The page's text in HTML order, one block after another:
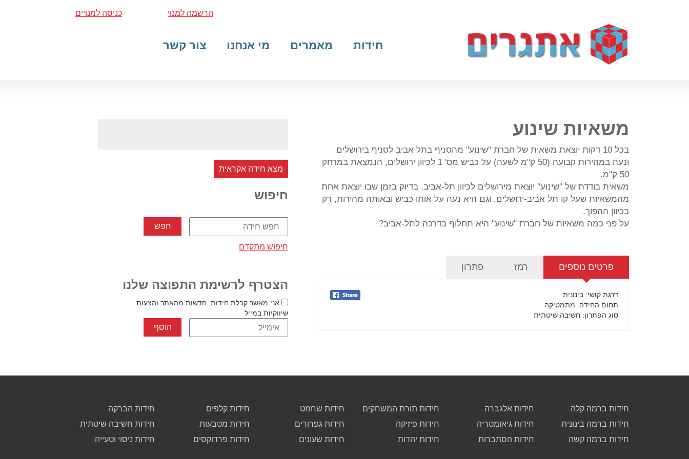
הרשמה למנוי כניסה למנויים
חידות מאמרים מי אנחנו צור קשר
משאיות שינוע
בכל 10 דקות יוצאת משאית של חברת "שינוע" מהסניף בתל אביב לסניף בירושלים
ונעה במהירות קבועה (50 ק"מ לשעה) על כביש מס' 1 לכיוון ירושלים, הנמצאת במרחק
50 ק"מ.
משאית בודדת של "שינוע" יוצאת מירושלים לכיוון תל-אביב, בדיוק בזמן שבו יוצאת אחת
מהמשאיות שעל קו תל אביב-ירושלים, וגם היא נעה על אותו כביש ובאותה מהירות, רק
בכיוון ההפוך.
על פני כמה משאיות של חברת "שינוע" היא תחלוף בדרכה לתל-אביב?
פרטים נוספים רמז פתרון
דרגת קושי: בינונית
תחום החידה: מתמטיקה
סוג הפתרון: חשיבה שיטתית
מצא חידה אקראית
חיפוש
חיפוש מתקדם
הצטרף לרשימת התפוצה שלנו
אני מאשר קבלת חידות, חדשות מהאתר והצעות
שיווקיות במייל
חידות ברמה קלה
חידות ברמה בינונית
חידות ברמה קשה
חידות אלגברה
חידות גיאומטריה
חידות הסתברות
חידות תורת המשחקים
חידות פיזיקה
חידות יהדות
חידות שחמט
חידות גפרורים
חידות שעונים
חידות קלפים
חידות מטבעות
חידות פרדוקסים
חידות הברקה
חידות חשיבה שיטתית
חידות ניסוי וטעייה